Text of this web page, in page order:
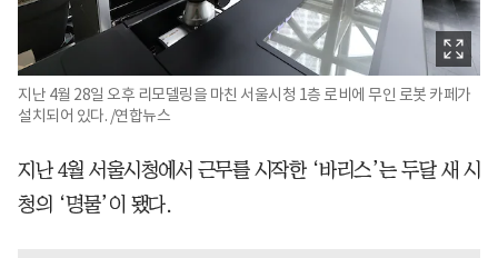
지난 4월 28일 오후 리모델링을 마친 서울시청 1층 로비에 무인 로봇 카페가
설치되어 있다. /연합뉴스
지난 4월 서울시청에서 근무를 시작한 ‘바리스’는 두달 새 시
청의 ‘명물’이 됐다.